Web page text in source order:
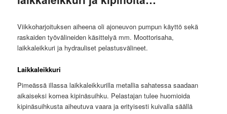
Viikkoharjoituksen aiheena oli ajoneuvon pumpun käyttö sekä
raskaiden työvälineiden käsittelyä mm. Moottorisaha,
laikkaleikkuri ja hydrauliset pelastusvälineet.
Laikkaleikkuri
Pimeässä illassa laikkaleikkurilla metallia sahatessa saadaan
aikaiseksi komea kipinäsuihku. Pelastajan tulee huomioida
kipinäsuihkusta aiheutuva vaara ja erityisesti kuivalla säällä